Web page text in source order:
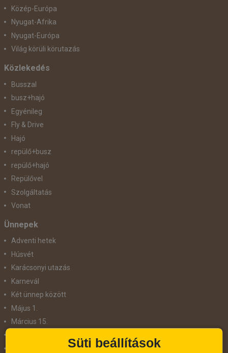
Közép-Európa
Nyugat-Afrika
Nyugat-Európa
Világ körüli körutazás
Közlekedés
Busszal
busz+hajó
Egyénileg
Fly & Drive
Hajó
repülő+busz
repülő+hajó
Repülővel
Szolgáltatás
Vonat
Ünnepek
Adventi hetek
Húsvét
Karácsonyi utazás
Karnevál
Két ünnep között
Május 1.
Március 15.
Süti beállítások